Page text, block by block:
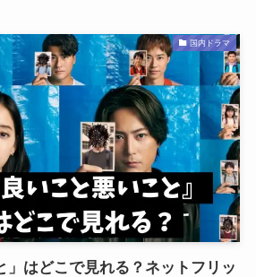
国内ドラマ
」はどこで見れる？ネットフリッ